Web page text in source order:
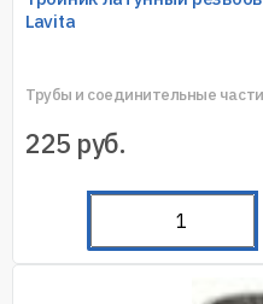
Lavita
Трубы и соединительные части
225 руб.